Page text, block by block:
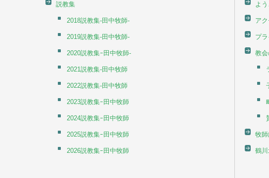
説教集
2018説教集-田中牧師-
2019説教集-田中牧師-
2020説教集ｰ田中牧師-
2021説教集-田中牧師
2022説教集-田中牧師
2023説教集ｰ田中牧師
2024説教集ｰ田中牧師
2025説教集ｰ田中牧師
2026説教集ｰ田中牧師
よ
ア
プ
教
牧
鶴